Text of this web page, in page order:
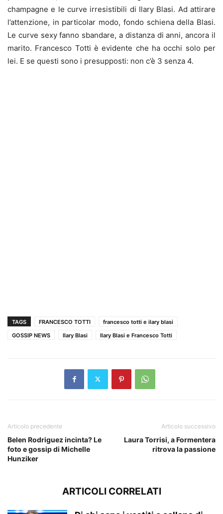
champagne e le curve irresistibili di Ilary Blasi. Ad attirare
l’attenzione, in particolar modo, fondo schiena della Blasi.
Le curve sexy fanno sbandare, a distanza di anni, ancora il
marito. Francesco Totti è evidente che ha occhi solo per
lei. E se questi sono i presupposti: non c’è 3 senza 4.
TAGS FRANCESCO TOTTI
francesco totti e ilary blasi
GOSSIP NEWS
Ilary Blasi Ilary Blasi e Francesco Totti
Articolo precedente
Belen Rodriguez incinta? Le
foto e gossip di Michelle
Hunziker
Articolo successivo
Laura Torrisi, a Formentera
ritrova la passione
ARTICOLI CORRELATI